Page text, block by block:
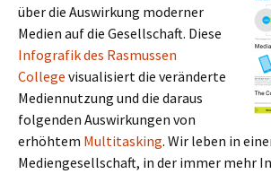
über die Auswirkung moderner
Medien auf die Gesellschaft. Diese
Infografik des Rasmussen
College visualisiert die veränderte
Mediennutzung und die daraus
folgenden Auswirkungen von
erhöhtem Multitasking. Wir leben in
Mediengesellschaft, in der immer mehr